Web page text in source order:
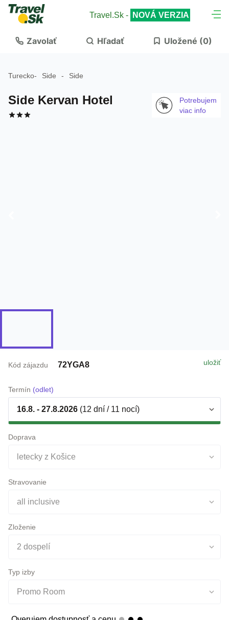
Travel.Sk - NOVÁ VERZIA
Zavolať Hľadať Uložené (0)
Turecko- Side - Side
Side Kervan Hotel
Potrebujem
viac info
Kód zájazdu
Termín(odlet)
Doprava
letecky z Košice
Stravovanie
all inclusive
Zloženie
2 dospelí
Typ izby